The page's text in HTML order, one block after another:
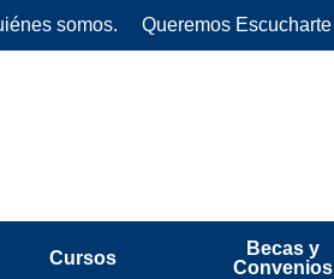
somos. Queremos Escucharte
Cursos
Becas y
Convenios